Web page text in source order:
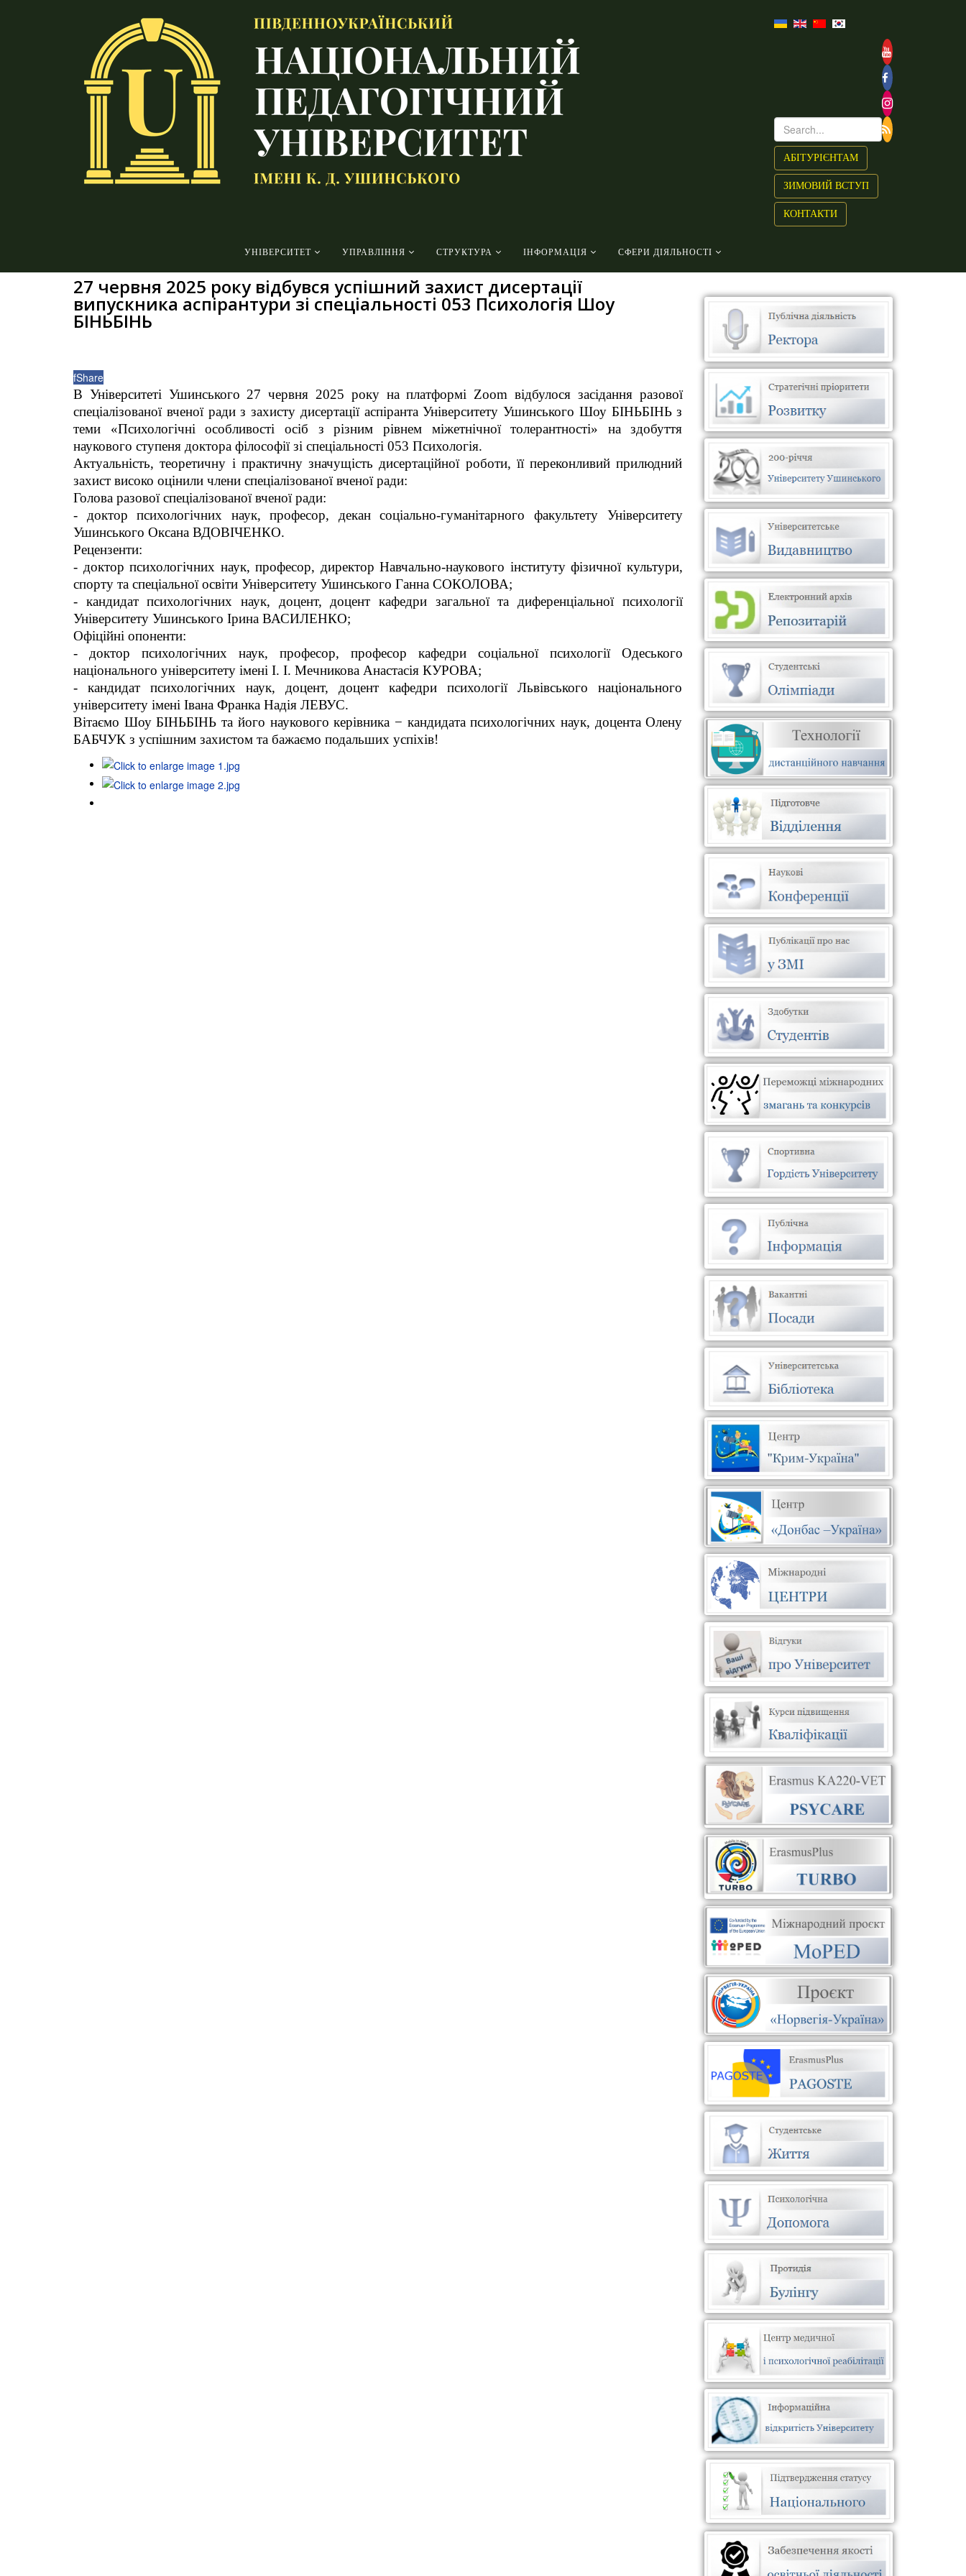
АБІТУРІЄНТАМ
ЗИМОВИЙ ВСТУП
КОНТАКТИ
УНІВЕРСИТЕТ УПРАВЛІННЯ СТРУКТУРА ІНФОРМАЦІЯ СФЕРИ ДІЯЛЬНОСТІ
27 червня 2025 року відбувся успішний захист дисертації
випускника аспірантури зі спеціальності 053 Психологія Шоу
БІНЬБІНЬ
fShare
В Університеті Ушинського 27 червня 2025 року на платформі Zoom відбулося засідання разової
спеціалізованої вченої ради з захисту дисертації аспіранта Університету Ушинського Шоу БІНЬБІНЬ з
теми «Психологічні особливості осіб з різним рівнем міжетнічної толерантності» на здобуття
наукового ступеня доктора філософії зі спеціальності 053 Психологія.
Актуальність, теоретичну і практичну значущість дисертаційної роботи, її переконливий прилюдний
захист високо оцінили члени спеціалізованої вченої ради:
Голова разової спеціалізованої вченої ради:
- доктор психологічних наук, професор, декан соціально-гуманітарного факультету Університету
Ушинського Оксана ВДОВІЧЕНКО.
Рецензенти:
- доктор психологічних наук, професор, директор Навчально-наукового інституту фізичної культури,
спорту та спеціальної освіти Університету Ушинського Ганна СОКОЛОВА;
- кандидат психологічних наук, доцент, доцент кафедри загальної та диференціальної психології
Університету Ушинського Ірина ВАСИЛЕНКО;
Офіційні опоненти:
- доктор психологічних наук, професор, професор кафедри соціальної психології Одеського
національного університету імені І. І. Мечникова Анастасія КУРОВА;
- кандидат психологічних наук, доцент, доцент кафедри психології Львівського національного
університету імені Івана Франка Надія ЛЕВУС.
Вітаємо Шоу БІНЬБІНЬ та його наукового керівника − кандидата психологічних наук, доцента Олену
БАБЧУК з успішним захистом та бажаємо подальших успіхів!